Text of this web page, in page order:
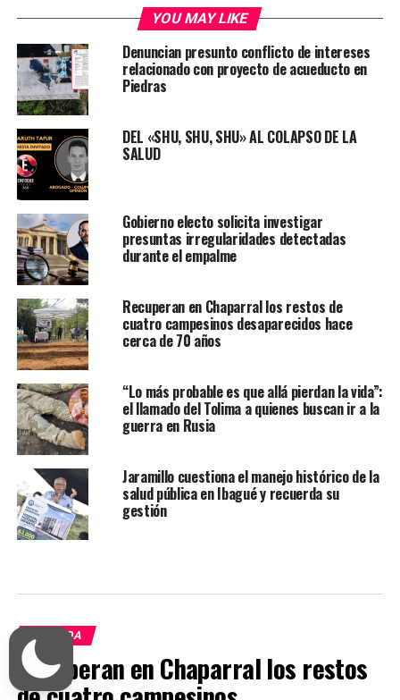
YOU MAY LIKE
Denuncian presunto conflicto de intereses
relacionado con proyecto de acueducto en
Piedras
DEL «SHU, SHU, SHU» AL COLAPSO DE LA
SALUD
Gobierno electo solicita investigar
presuntas irregularidades detectadas
durante el empalme
Recuperan en Chaparral los restos de
cuatro campesinos desaparecidos hace
cerca de 70 años
“Lo más probable es que allá pierdan la vida”:
el llamado del Tolima a quienes buscan ir a la
guerra en Rusia
Jaramillo cuestiona el manejo histórico de la
salud pública en Ibagué y recuerda su
gestión
PORTADA
Recuperan en Chaparral los restos